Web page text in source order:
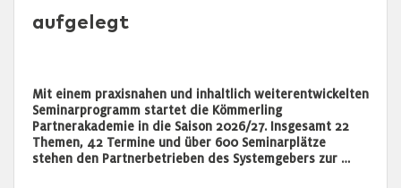
aufgelegt
Mit einem praxisnahen und inhaltlich weiterentwickelten
Seminarprogramm startet die Kömmerling
Partnerakademie in die Saison 2026/27. Insgesamt 22
Themen, 42 Termine und über 600 Seminarplätze
stehen den Partnerbetrieben des Systemgebers zur …